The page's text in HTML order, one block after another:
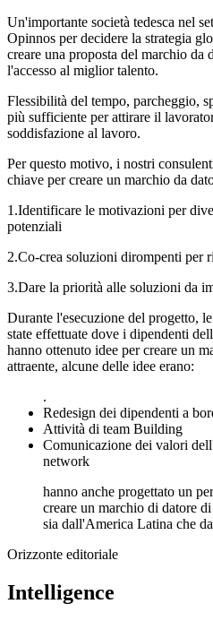
Un'importante società tedesca nel
Opinnos per decidere la strategia
creare una proposta del marchio da
l'accesso al miglior talento.
Flessibilità del tempo, parcheggio,
più sufficiente per attirare il
soddisfazione al lavoro.
Per questo motivo, i nostri
chiave per creare un marchio da
1.Identificare le motivazioni per
potenziali
2.Co-crea soluzioni dirompenti per
3.Dare la priorità alle soluzioni da
Durante l'esecuzione del progetto,
state effettuate dove i dipendenti
hanno ottenuto idee per creare un
attraente, alcune delle idee erano:
.
Redesign dei dipendenti a
Attività di team Building
Comunicazione dei valori
network
hanno anche progettato un
creare un marchio di datore
sia dall'America Latina che
Orizzonte editoriale
Intelligence